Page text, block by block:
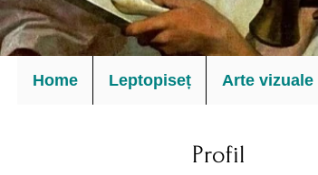
Home Leptopiseț Arte vizuale
Profil